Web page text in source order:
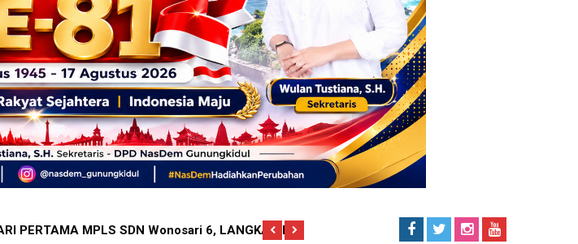
WARNAI HARI PERTAMA MPLS SDN Wonosari 6, LANGKAH KECIL
MENJADI PENGINGAT PENTINGNYA KEPEDULIAN TERHADAP